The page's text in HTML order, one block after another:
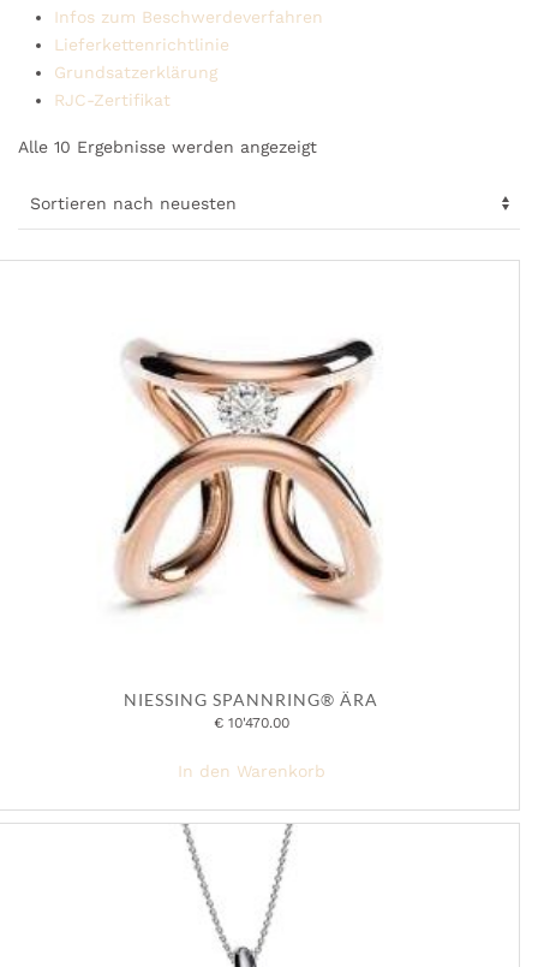
Infos zum Beschwerdeverfahren
Lieferkettenrichtlinie
Grundsatzerklärung
RJC-Zertifikat
Alle 10 Ergebnisse werden angezeigtNach
NIESSING SPANNRING® ÄRA
€10'470.00
In den Warenkorb